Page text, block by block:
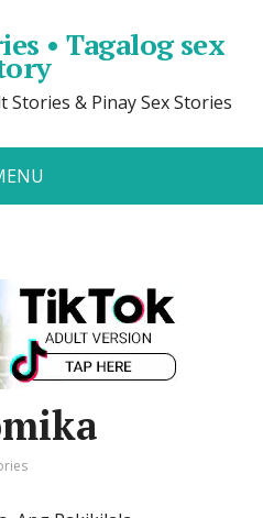
• Tagalog sex
Stories & Pinay Sex Stories